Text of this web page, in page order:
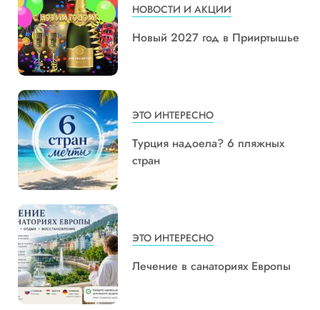
НОВОСТИ И АКЦИИ
Новый 2027 год в Прииртышье
ЭТО ИНТЕРЕСНО
Турция надоела? 6 пляжных
стран
ЭТО ИНТЕРЕСНО
Лечение в санаториях Европы